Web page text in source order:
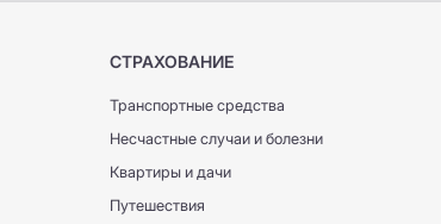
СТРАХОВАНИЕ
Транспортные средства
Несчастные случаи и болезни
Квартиры и дачи
Путешествия